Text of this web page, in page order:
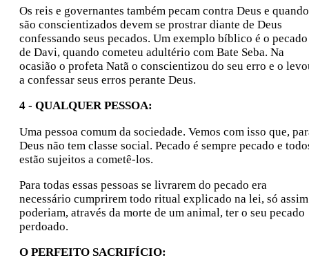
Os reis e governantes também pecam contra Deus e quando
são conscientizados devem se prostrar diante de Deus
confessando seus pecados. Um exemplo bíblico é o pecado
de Davi, quando cometeu adultério com Bate Seba. Na
ocasião o profeta Natã o conscientizou do seu erro e o
a confessar seus erros perante Deus.
4 - QUALQUER PESSOA:
Uma pessoa comum da sociedade. Vemos com isso que,
Deus não tem classe social. Pecado é sempre pecado e
estão sujeitos a cometê-los.
Para todas essas pessoas se livrarem do pecado era
necessário cumprirem todo ritual explicado na lei, só assim
poderiam, através da morte de um animal, ter o seu pecado
perdoado.
O PERFEITO SACRIFÍCIO: